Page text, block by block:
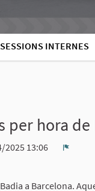
SESSIONS INTERNES
hora de
2025 13:06
a Barcelona.